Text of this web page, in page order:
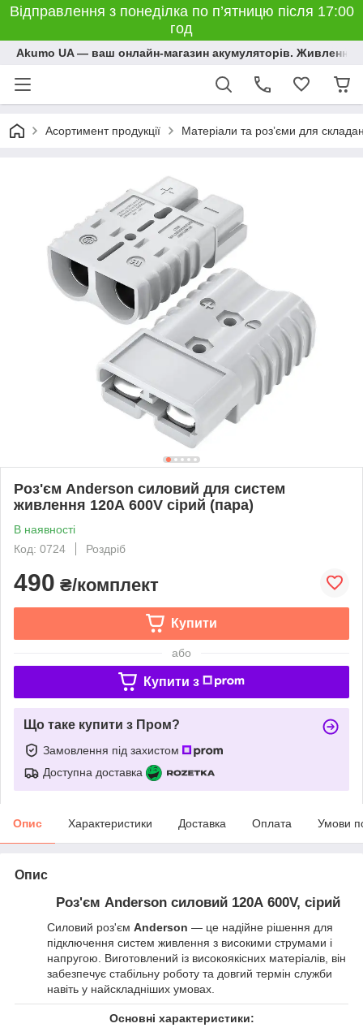
Відправлення з понеділка по п’ятницю після 17:00
год
Akumo UA — ваш онлайн-магазин акумуляторів. Живлення,
Асортимент продукції Матеріали та розʼєми для
Роз'єм Аnderson силовий для систем
живлення 120А 600V сірий (пара)
В наявності
Код: 0724
Роздріб
490 ₴/комплект
Купити
або
Купити з
Що таке купити з Пром?
Замовлення під захистом
Доступна доставка
Опис Характеристики Доставка Оплата Умови
Опис
Роз'єм Anderson силовий 120А 600V, сірий
Силовий роз'єм Anderson — це надійне рішення для
підключення систем живлення з високими струмами і
напругою. Виготовлений із високоякісних матеріалів, він
забезпечує стабільну роботу та довгий термін служби
навіть у найскладніших умовах.
Основні характеристики: